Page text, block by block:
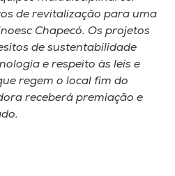
de revitalização para uma
Chapecó. Os projetos
de sustentabilidade
e respeito às leis e
regem o local fim do
receberá premiação e